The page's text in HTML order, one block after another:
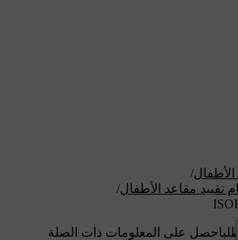
/
تقييد مقاعد الأطفال/
احصل على المعلومات ذات الصلة